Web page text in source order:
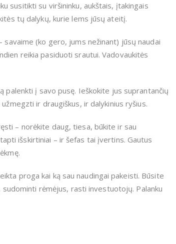
susitikti su viršininku, aukštais, įtakingais
tų dalykų, kurie lems jūsų ateitį.
(ko gero, jums nežinant) jūsų naudai
reikia pasiduoti srautui. Vadovaukitės
palenkti į savo pusę. Ieškokite jus suprantančių
ir draugiškus, ir dalykinius ryšius.
– norėkite daug, tiesa, būkite ir sau
išskirtiniai – ir šefas tai įvertins. Gautus
proga kai ką sau naudingai pakeisti. Būsite
rėmėjus, rasti investuotojų. Palanku